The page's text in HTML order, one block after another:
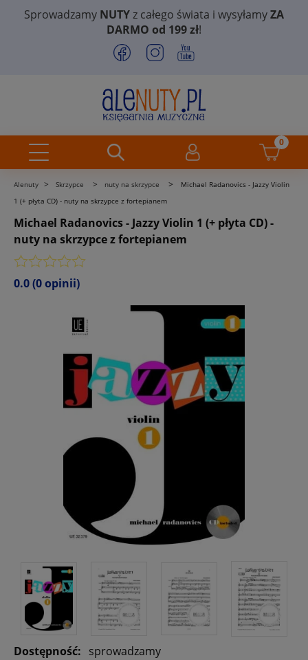
Sprowadzamy NUTYz całego świata i wysyłamyZA
DARMO od 199 zł!
Alenuty > Skrzypce > nuty na skrzypce >
Michael Radanovics - Jazzy Violin
1 (+ płyta CD) - nuty na skrzypce z fortepianem
Michael Radanovics - Jazzy Violin 1 (+ płyta CD) -
nuty na skrzypce z fortepianem
0.0(0 opinii)
Dostępność: sprowadzamy